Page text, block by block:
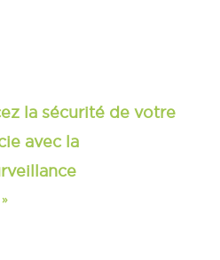
la sécurité de votre
avec la